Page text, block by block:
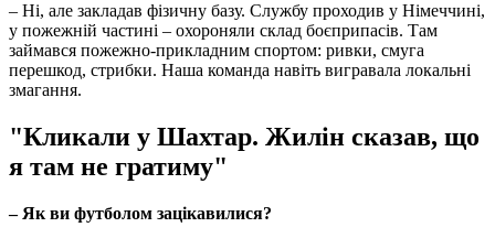
– Ні, але закладав фізичну базу. Службу проходив у Німеччині,
у пожежній частині – охороняли склад боєприпасів. Там
займався пожежно-прикладним спортом: ривки, смуга
перешкод, стрибки. Наша команда навіть вигравала локальні
змагання.
"Кликали у Шахтар. Жилін сказав, що
я там не гратиму"
– Як ви футболом зацікавилися?